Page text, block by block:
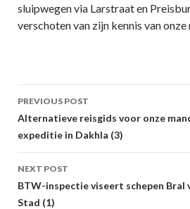
sluipwegen via Larstraat en
verschoten van zijn kennis van
Post
navigation
PREVIOUS POST
Alternatieve reisgids voor onze
expeditie in Dakhla (3)
NEXT POST
BTW-inspectie viseert schepen
Stad (1)